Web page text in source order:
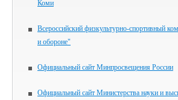
Коми
Всероссийский физкультурно-спортивный
и обороне"
Официальный сайт Минпросвещения России
Официальный сайт Министерства науки и